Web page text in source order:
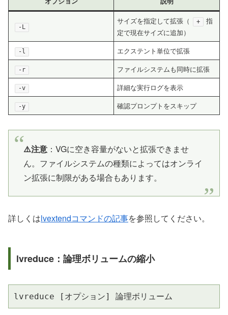
-L
サイズを指定して拡張（ +
指
定で現在サイズに追加）
-l エクステント単位で拡張
-r ファイルシステムも同時に拡張
-v 詳細な実行ログを表示
-y 確認プロンプトをスキップ
⚠️注意：VGに空き容量がないと拡張できませ
ん。ファイルシステムの種類によってはオンライ
ン拡張に制限がある場合もあります。
詳しくはlvextendコマンドの記事を参照してください。
lvreduce：論理ボリュームの縮小
lvreduce [オプション] 論理ボリューム